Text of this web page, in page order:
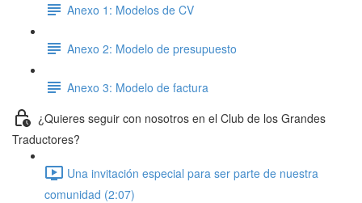
Anexo 1: Modelos de CV
Anexo 2: Modelo de presupuesto
Anexo 3: Modelo de factura
¿Quieres seguir con nosotros en el Club de los Grandes
Traductores?
Una invitación especial para ser parte de nuestra
comunidad (2:07)